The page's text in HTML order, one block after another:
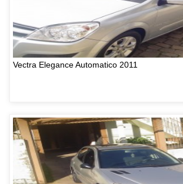
Vectra Elegance Automatico 2011